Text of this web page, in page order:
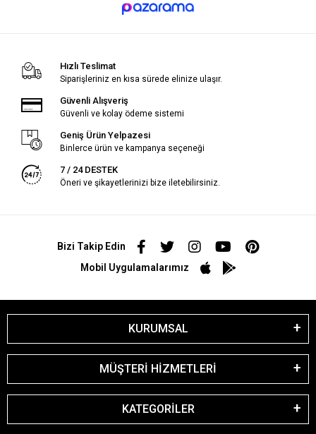
Hızlı Teslimat
Siparişleriniz en kısa sürede elinize ulaşır.
Güvenli Alışveriş
Güvenli ve kolay ödeme sistemi
Geniş Ürün Yelpazesi
Binlerce ürün ve kampanya seçeneği
7 / 24 DESTEK
Öneri ve şikayetlerinizi bize iletebilirsiniz.
Bizi Takip Edin
Mobil Uygulamalarımız
KURUMSAL
MÜŞTERİ HİZMETLERİ
KATEGORİLER